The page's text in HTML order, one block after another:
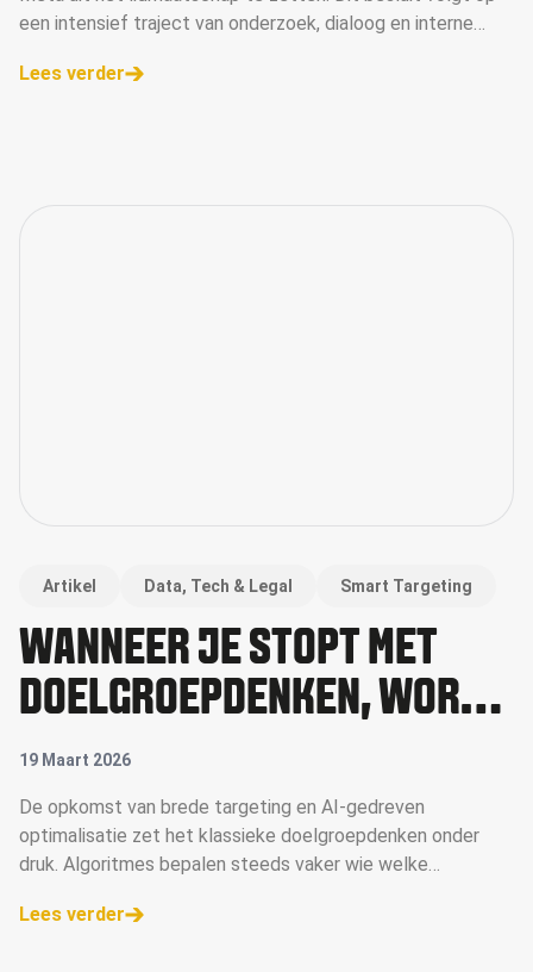
een intensief traject van onderzoek, dialoog en interne
frauduleuze
Lees verder
Artikel Data, Tech & Legal Smart Targeting
WANNEER JE STOPT MET
DOELGROEPDENKEN, WORDT
DE ENIGE TOETS VAN JE
OUTPUT: VIND ÍK HET ZELF
LEUK?"
19 Maart 2026
De opkomst van brede targeting en AI-gedreven
optimalisatie zet het klassieke doelgroepdenken onder
druk. Algoritmes bepalen steeds vaker wie welke
media-inzet nog altijd plannen van
Lees verder